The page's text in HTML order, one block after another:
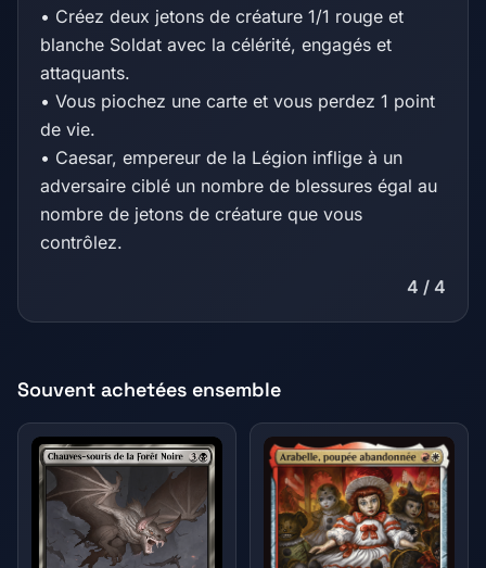
• Créez deux jetons de créature 1/1 rouge et
blanche Soldat avec la célérité, engagés et
attaquants.
• Vous piochez une carte et vous perdez 1 point
de vie.
• Caesar, empereur de la Légion inflige à un
adversaire ciblé un nombre de blessures égal au
nombre de jetons de créature que vous
contrôlez.
4 / 4
Souvent achetées ensemble